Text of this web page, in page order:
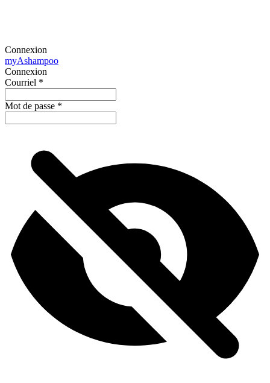
Connexion
myAshampoo
Connexion
Courriel *
Mot de passe *